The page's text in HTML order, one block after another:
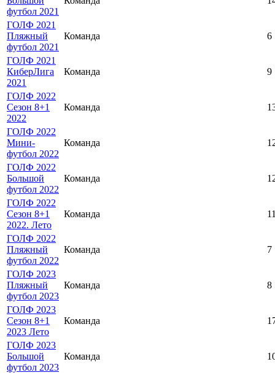
футбол 2021
ГОЛФ 2021
Пляжный
футбол 2021
Команда 6
ГОЛФ 2021
КиберЛига
2021
Команда 9
ГОЛФ 2022
Сезон 8+1
2022
Команда
ГОЛФ 2022
Мини-
футбол 2022
Команда
ГОЛФ 2022
Большой
футбол 2022
Команда
ГОЛФ 2022
Сезон 8+1
2022. Лето
Команда
ГОЛФ 2022
Пляжный
футбол 2022
Команда 7
ГОЛФ 2023
Пляжный
футбол 2023
Команда 8
ГОЛФ 2023
Сезон 8+1
2023 Лето
Команда
ГОЛФ 2023
Большой
футбол 2023
Команда